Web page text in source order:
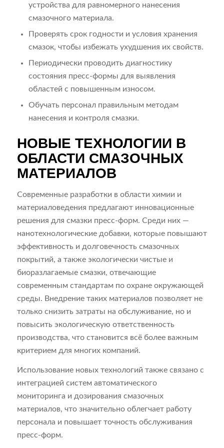
устройства для равномерного нанесения
смазочного материала.
Проверять срок годности и условия хранения
смазок, чтобы избежать ухудшения их свойств.
Периодически проводить диагностику
состояния пресс-формы для выявления
областей с повышенным износом.
Обучать персонал правильным методам
нанесения и контроля смазки.
НОВЫЕ ТЕХНОЛОГИИ В
ОБЛАСТИ СМАЗОЧНЫХ
МАТЕРИАЛОВ
Современные разработки в области химии и
материаловедения предлагают инновационные
решения для смазки пресс-форм. Среди них —
нанотехнологические добавки, которые повышают
эффективность и долговечность смазочных
покрытий, а также экологически чистые и
биоразлагаемые смазки, отвечающие
современным стандартам по охране окружающей
среды. Внедрение таких материалов позволяет не
только снизить затраты на обслуживание, но и
повысить экологическую ответственность
производства, что становится всё более важным
критерием для многих компаний.
Использование новых технологий также связано с
интеграцией систем автоматического
мониторинга и дозирования смазочных
материалов, что значительно облегчает работу
персонала и повышает точность обслуживания
пресс-форм.